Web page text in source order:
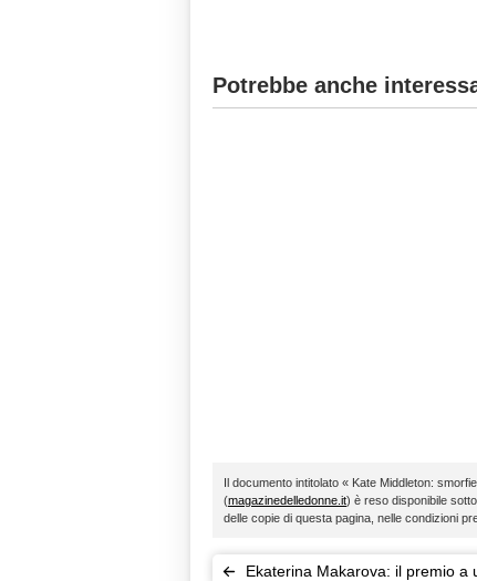
Potrebbe anche
Il documento intitolato « Kate Middleton:
(magazinedelledonne.it) è reso disponibile
delle copie di questa pagina, nelle condizioni
Ekaterina Makarova: il premio a